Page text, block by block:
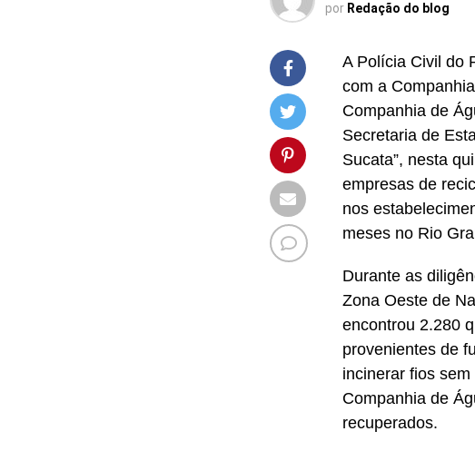
por Redação do blog
A Polícia Civil do
com a
Companhia de
Secretaria de
Sucata”, nesta
empresas de
nos
meses no Rio
Durante as
Zona Oeste de
encontrou 2.280
provenientes de
incinerar fios
Companhia de
recuperados.